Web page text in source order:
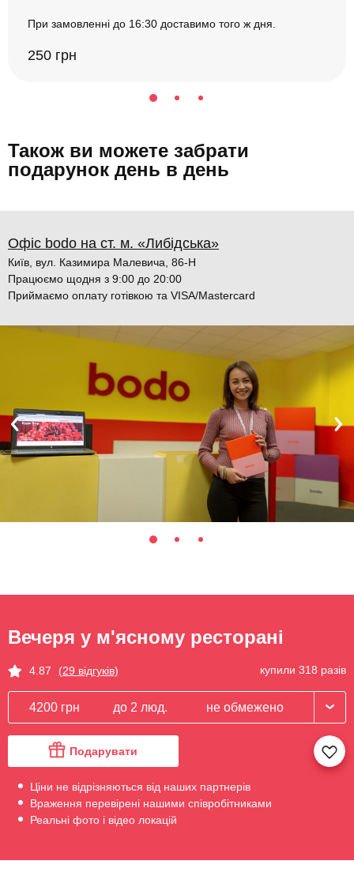
При замовленні до 16:30 доставимо того ж дня.
250 грн
Також ви можете забрати
подарунок день в день
Офіс bodo на ст. м. «Либідська»
Київ, вул. Казимира Малевича, 86-Н
Працюємо щодня з 9:00 до 20:00
Приймаємо оплату готівкою та VISA/Mastercard
Вечеря у м'ясному ресторані
4.87 (29 відгуків) купили 318 разів
4200 грн до 2 люд. не обмежено
Подарувати
Ціни не відрізняються від наших партнерів
Враження перевірені нашими співробітниками
Реальні фото і відео локацій